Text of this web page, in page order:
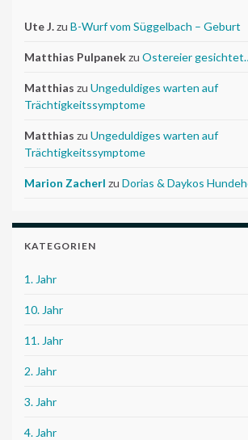
Ute J.zu B-Wurf vom Süggelbach – Geburt
Matthias Pulpanekzu Ostereier
Matthias zu Ungeduldiges warten auf
Trächtigkeitssymptome
Matthias zu Ungeduldiges warten auf
Trächtigkeitssymptome
Marion Zacherl zu Dorias & Daykos
KATEGORIEN
1. Jahr
10. Jahr
11. Jahr
2. Jahr
3. Jahr
4. Jahr